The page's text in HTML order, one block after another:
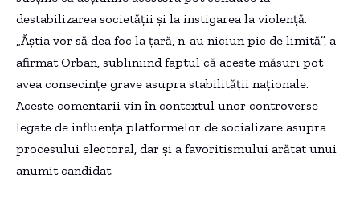
destabilizarea societății și la instigarea la violență.
„Ăștia vor să dea foc la țară, n-au niciun pic de limită”, a
afirmat Orban, subliniind faptul că aceste măsuri pot
avea consecințe grave asupra stabilității naționale.
Aceste comentarii vin în contextul unor controverse
legate de influența platformelor de socializare asupra
procesului electoral, dar și a favoritismului arătat unui
anumit candidat.